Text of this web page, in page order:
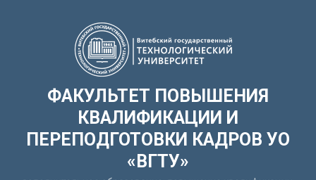
ФАКУЛЬТЕТ ПОВЫШЕНИЯ
КВАЛИФИКАЦИИ И
ПЕРЕПОДГОТОВКИ КАДРОВ УО
«ВГТУ»